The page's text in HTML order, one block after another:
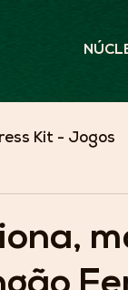
Kit - Jogos